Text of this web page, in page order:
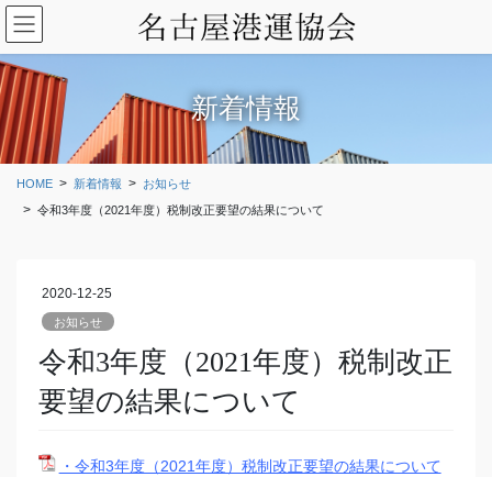
コ
ン
テ
ン
ツ
に
移
ナ
ビ
ゲ
ー
シ
ョ
ン
新着情報
HOME 新着情報
お知らせ
令和3年度（2021年度）税制改正要望の結果について
2020-12-25
お知らせ
令和3年度（2021年度）税制改正
要望の結果について
・令和3年度（2021年度）税制改正要望の結果について